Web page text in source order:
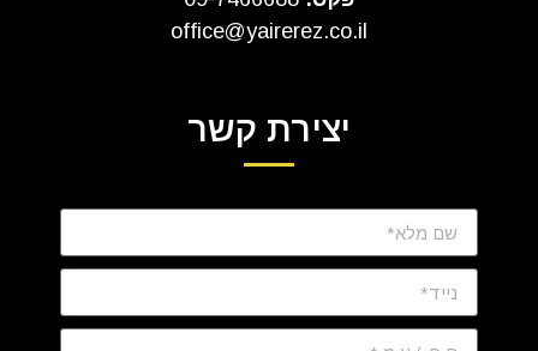
office@yairerez.co.il
יצירת קשר